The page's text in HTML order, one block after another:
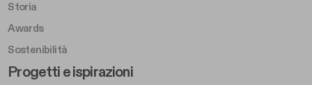
Storia
Awards
Sostenibilità
Footer Left Middle B
Progetti e ispirazioni